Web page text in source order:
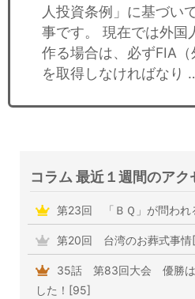
人投資条例」に基づい
事です。 現在では外国
作る場合は、必ずFIA（
を取得しなければなり
コラム 最近１週間のア
第23回 「ＢＱ」が問われ
第20回 台湾のお葬式事情
35話 第83回大会 優勝は
した！[95]